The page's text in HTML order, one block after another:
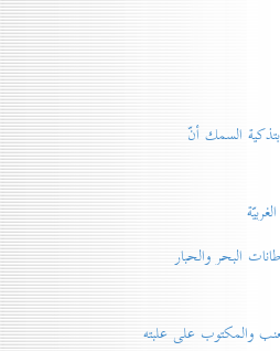
السمك أنّ
البحر والحبار
والمكتوب على علبته